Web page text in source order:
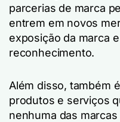
parcerias de marca
entrem em novos
exposição da marca
reconhecimento.
Além disso, também
produtos e serviços
nenhuma das